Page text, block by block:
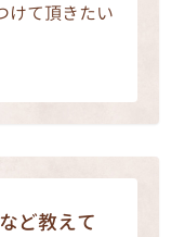
けて頂きたい
ど教えて